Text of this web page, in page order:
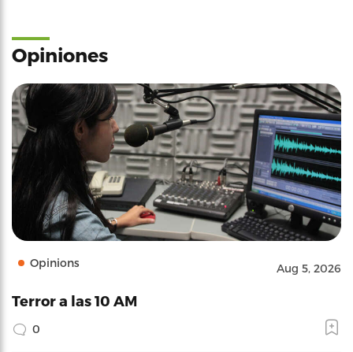
Opiniones
Opinions Aug 5, 2026
Terror a las 10 AM
0